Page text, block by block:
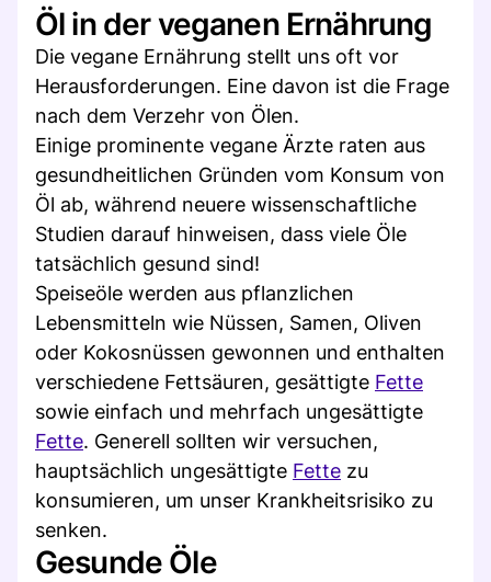
Öl in der veganen Ernährung
Die vegane Ernährung stellt uns oft vor
Herausforderungen. Eine davon ist die Frage
nach dem Verzehr von Ölen.
Einige prominente vegane Ärzte raten aus
gesundheitlichen Gründen vom Konsum von
Öl ab, während neuere wissenschaftliche
Studien darauf hinweisen, dass viele Öle
tatsächlich gesund sind!
Speiseöle werden aus pflanzlichen
Lebensmitteln wie Nüssen, Samen, Oliven
oder Kokosnüssen gewonnen und enthalten
verschiedene Fettsäuren, gesättigte Fette
sowie einfach und mehrfach ungesättigte
Fette. Generell sollten wir versuchen,
hauptsächlich ungesättigte Fette zu
konsumieren, um unser Krankheitsrisiko zu
senken.
Gesunde Öle